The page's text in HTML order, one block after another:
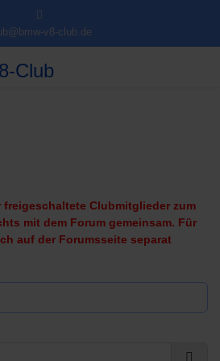
v8-club.de
Club
Clubmitglieder zum
mit dem Forum gemeinsam. Für
auf der Forumsseite separat